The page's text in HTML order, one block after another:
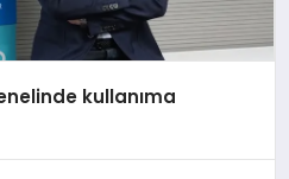
kullanıma